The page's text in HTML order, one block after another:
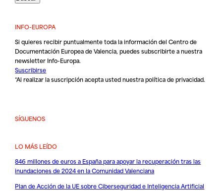
INFO-EUROPA
Si quieres recibir puntualmente toda la información del Centro de
Documentación Europea de Valencia, puedes subscribirte a nuestra
newsletter Info-Europa.
Suscribirse
*Al realizar la suscripción acepta usted nuestrapolítica de privacidad.
SÍGUENOS
LO MÁS LEÍDO
846 millones de euros a España para apoyar la recuperación tras las
inundaciones de 2024 en la Comunidad Valenciana
Plan de Acción de la UE sobre Ciberseguridad e Inteligencia Artificial